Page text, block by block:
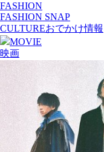
FASHION
FASHION SNAP
CULTUREおでかけ情報
MOVIE
映画